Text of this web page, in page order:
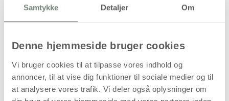
Samtykke Detaljer Om
Denne hjemmeside bruger cookies
Vi bruger cookies til at tilpasse vores indhold og
annoncer, til at vise dig funktioner til sociale medier og til
at analysere vores trafik. Vi deler også oplysninger om